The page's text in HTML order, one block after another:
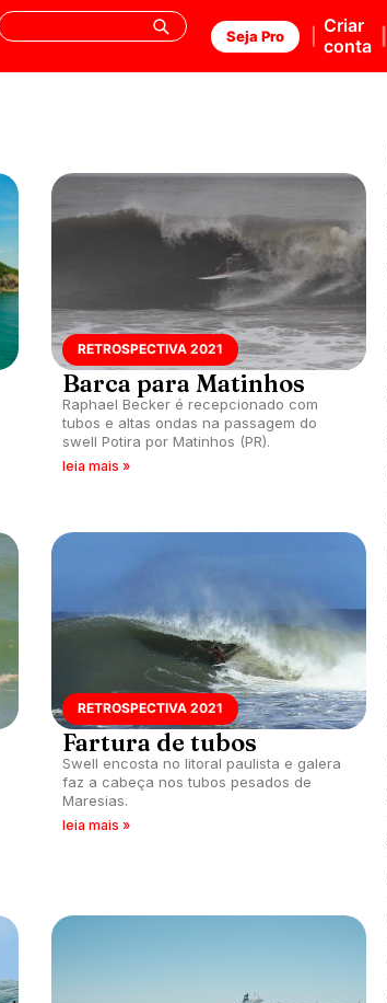
Seja Pro
Criar
conta
RETROSPECTIVA 2021
Barca para Matinhos
Raphael Becker é recepcionado com
tubos e altas ondas na passagem do
swell Potira por Matinhos (PR).
leia mais »
RETROSPECTIVA 2021
Fartura de tubos
Swell encosta no litoral paulista e galera
faz a cabeça nos tubos pesados de
Maresias.
leia mais »